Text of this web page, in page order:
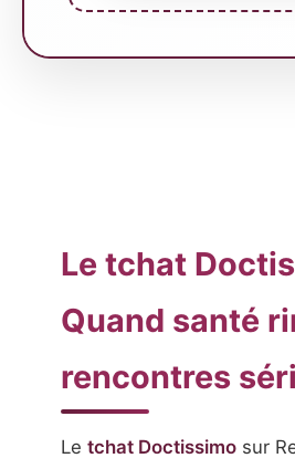
Le tchat
Quand santé
rencontres
Le tchat Doctissimo sur